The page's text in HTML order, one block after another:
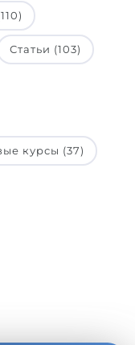
Статьи (103)
курсы (37)